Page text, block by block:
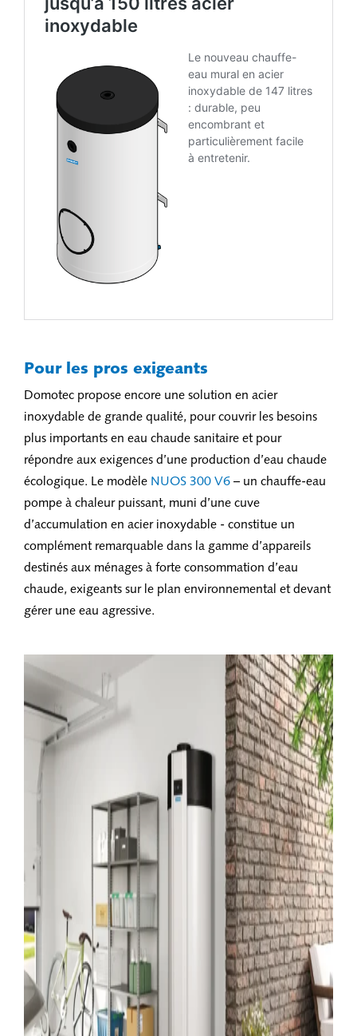
Pour les pros exigeants
Domotec propose encore une solution en acier
inoxydable de grande qualité, pour couvrir les besoins
plus importants en eau chaude sanitaire et pour
répondre aux exigences d’une production d’eau chaude
écologique. Le modèle NUOS 300 V6 – un chauffe-eau
pompe à chaleur puissant, muni d’une cuve
d’accumulation en acier inoxydable - constitue un
complément remarquable dans la gamme d’appareils
destinés aux ménages à forte consommation d’eau
chaude, exigeants sur le plan environnemental et devant
gérer une eau agressive.